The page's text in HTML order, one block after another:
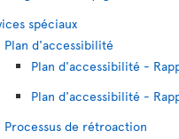
spéciaux
Plan d'accessibilité
Plan d'accessibilité -
Plan d'accessibilité -
Processus de rétroaction